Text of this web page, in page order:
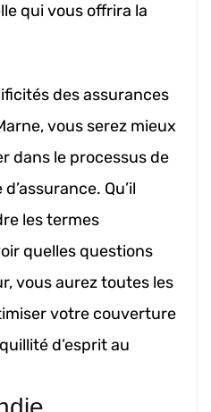
qui vous offrira la
des assurances
vous serez mieux
dans le processus de
Qu’il
les termes
quelles questions
vous aurez toutes les
votre couverture
d’esprit au